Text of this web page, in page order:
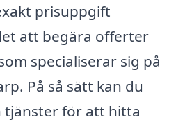
prisuppgift
att begära offerter
specialiserar sig på
På så sätt kan du
tjänster för att hitta